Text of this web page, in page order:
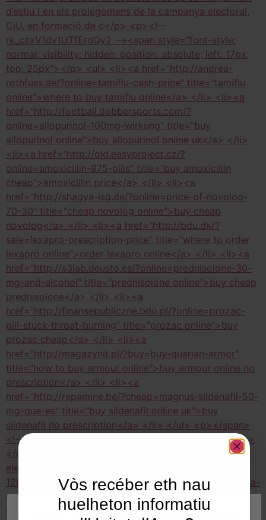
Vòs recéber eth nau
huelheton informatiu